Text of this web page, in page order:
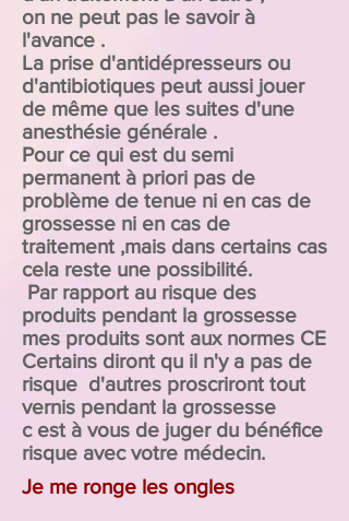
on ne peut pas le savoir à
l'avance .
La prise d'antidépresseurs ou
d'antibiotiques peut aussi jouer
de même que les suites d'une
anesthésie générale .
Pour ce qui est du semi
permanent à priori pas de
problème de tenue ni en cas de
grossesse ni en cas de
traitement ,mais dans certains cas
cela reste une possibilité.
Par rapport au risque des
produits pendant la grossesse
mes produits sont aux normes CE
Certains diront qu il n'y a pas de
risque d'autres proscriront tout
vernis pendant la grossesse
c est à vous de juger du bénéfice
risque avec votre médecin.
Je me ronge les ongles